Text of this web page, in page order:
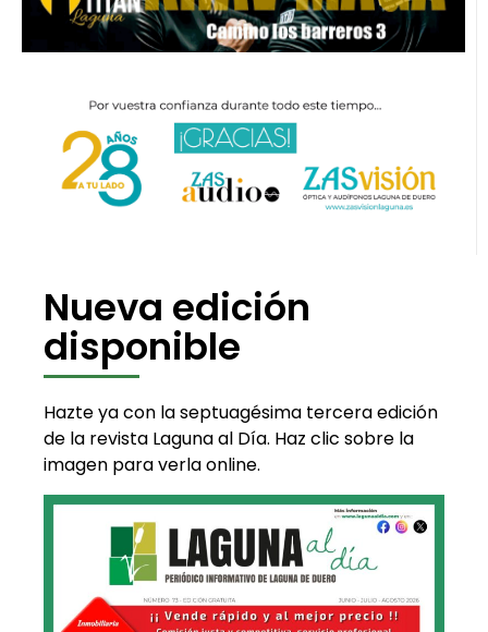
Nueva edición
disponible
Hazte ya con la septuagésima tercera edición
de la revista Laguna al Día. Haz clic sobre la
imagen para verla online.